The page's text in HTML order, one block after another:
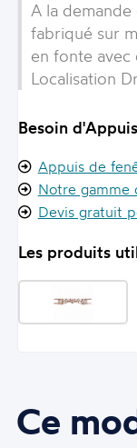
A la
fabriqué sur
en fonte avec
Localisation
Besoin
Appuis de
Notre gamme
Devis gratuit
Les produits
Ce